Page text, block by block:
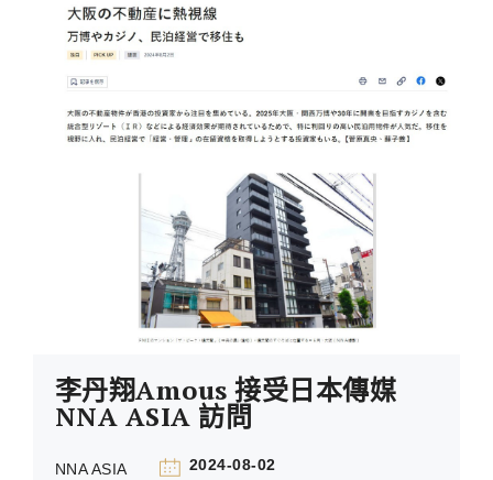
李丹翔Amous 接受日本傳媒
NNA ASIA 訪問
NNA ASIA 2024-08-02